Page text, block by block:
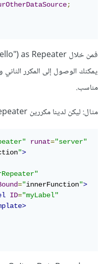
;
مناسب.
مثال: ليكن لدينا مكررين outerRepeater و innerRepeater:
runat="server"
">
="innerFunction">
ID="myLabel"